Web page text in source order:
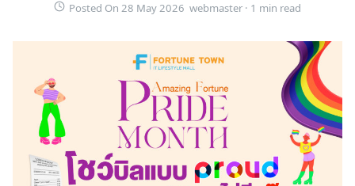
Thai
Posted On 28 May 2026 webmaster ·